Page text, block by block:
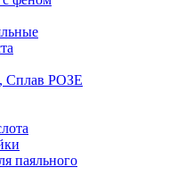
Сплав РОЗЕ
паяльного